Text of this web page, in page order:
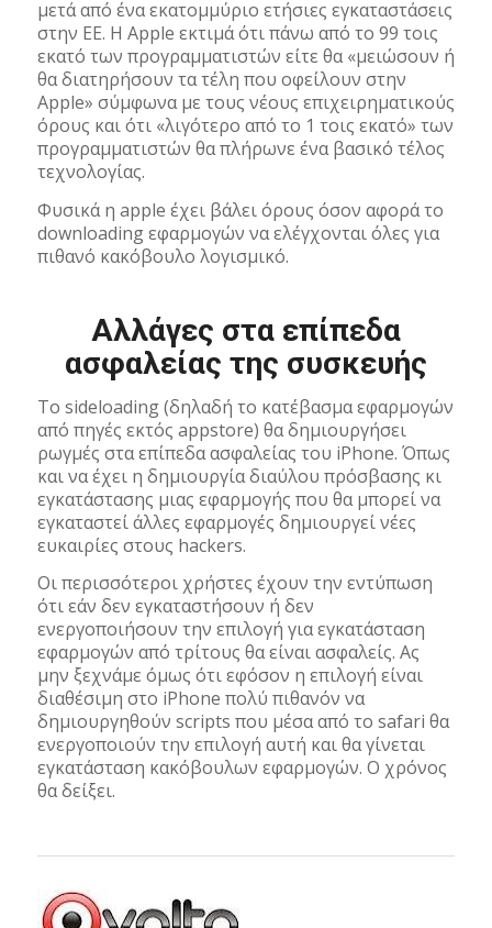
μετά από ένα εκατομμύριο ετήσιες εγκαταστάσεις
στην ΕΕ. Η Apple εκτιμά ότι πάνω από το 99 τοις
εκατό των προγραμματιστών είτε θα «μειώσουν ή
θα διατηρήσουν τα τέλη που οφείλουν στην
Apple» σύμφωνα με τους νέους επιχειρηματικούς
όρους και ότι «λιγότερο από το 1 τοις εκατό» των
προγραμματιστών θα πλήρωνε ένα βασικό τέλος
τεχνολογίας.
Φυσικά η apple έχει βάλει όρους όσον αφορά το
downloading εφαρμογών να ελέγχονται όλες για
πιθανό κακόβουλο λογισμικό.
Αλλάγες στα επίπεδα
ασφαλείας της συσκευής
Το sideloading (δηλαδή το κατέβασμα εφαρμογών
από πηγές εκτός appstore) θα δημιουργήσει
ρωγμές στα επίπεδα ασφαλείας του iPhone. Όπως
και να έχει η δημιουργία διαύλου πρόσβασης κι
εγκατάστασης μιας εφαρμογής που θα μπορεί να
εγκαταστεί άλλες εφαρμογές δημιουργεί νέες
ευκαιρίες στους hackers.
Oι περισσότεροι χρήστες έχουν την εντύπωση
ότι εάν δεν εγκαταστήσουν ή δεν
ενεργοποιήσουν την επιλογή για εγκατάσταση
εφαρμογών από τρίτους θα είναι ασφαλείς. Ας
μην ξεχνάμε όμως ότι εφόσον η επιλογή είναι
διαθέσιμη στο iPhone πολύ πιθανόν να
δημιουργηθούν scripts που μέσα από το safari θα
ενεργοποιούν την επιλογή αυτή και θα γίνεται
εγκατάσταση κακόβουλων εφαρμογών. Ο χρόνος
θα δείξει.